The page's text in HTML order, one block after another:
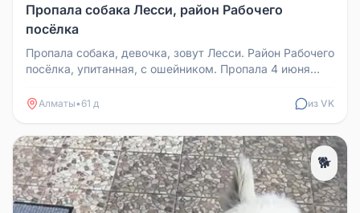
Пропала собака Лесси, район Рабочего
посёлка
Пропала собака, девочка, зовут Лесси. Район Рабочего
посёлка, упитанная, с ошейником. Пропала 4 июня
Алматы•61 д из VK
🐕